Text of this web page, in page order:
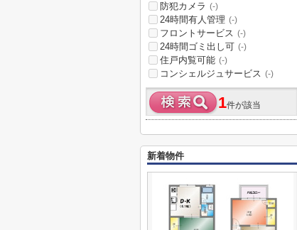
防犯カメラ (-)
24時間有人管理 (-)
フロントサービス (-)
24時間ゴミ出し可 (-)
住戸内覧可能 (-)
コンシェルジュサービス (-)
1件が該当
新着物件